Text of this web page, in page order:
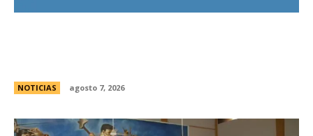
NOTICIAS agosto 7, 2026